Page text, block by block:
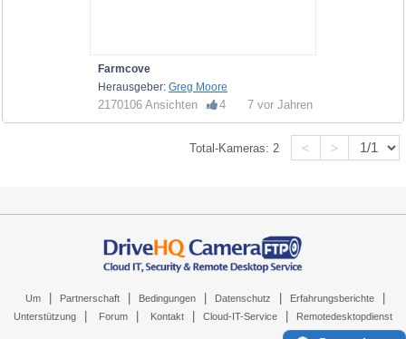
Farmcove
Herausgeber: Greg Moore
2170106 Ansichten 4 7 vor Jahren
Total-Kameras:2 < >
Um Partnerschaft Bedingungen Datenschutz Erfahrungsberichte
Unterstützung Forum Kontakt Cloud-IT-Service Remotedesktopdienst